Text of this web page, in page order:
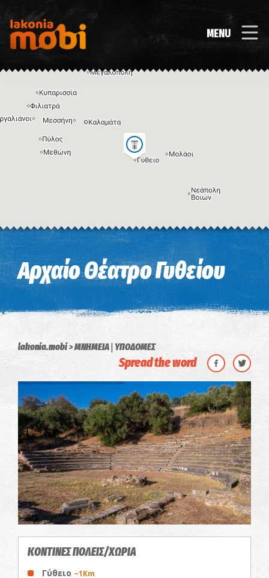
MENU
Η εικόνα ενδέχεται να υπόκειται σε πνευματικά δικαιώματα Όροι
Αρχαίο Θέατρο Γυθείου
lakonia.mobi ΜΝΗΜΕΙΑ| ΥΠΟΔΟΜΕΣ
Spread the word
ΚΟΝΤΙΝΕΣ ΠΟΛΕΙΣ/ΧΩΡΙΑ
Γύθειο ~1Km